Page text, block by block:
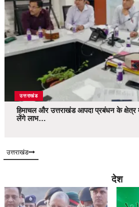
उत्तराखंड
हिमाचल और उत्तराखंड आपदा प्रबंधन के
लेंगे लाभ…
उत्तराखंड
देश